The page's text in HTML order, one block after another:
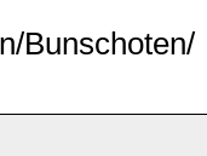
Bunschoten/